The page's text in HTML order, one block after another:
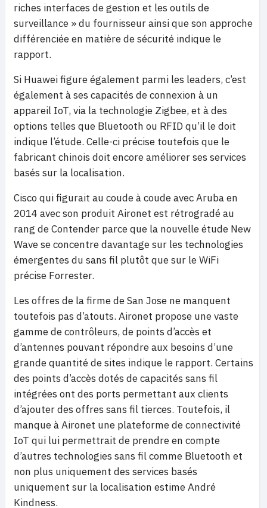
riches interfaces de gestion et les outils de
surveillance » du fournisseur ainsi que son approche
différenciée en matière de sécurité indique le
rapport.
Si Huawei figure également parmi les leaders, c’est
également à ses capacités de connexion à un
appareil IoT, via la technologie Zigbee, et à des
options telles que Bluetooth ou RFID qu’il le doit
indique l’étude. Celle-ci précise toutefois que le
fabricant chinois doit encore améliorer ses services
basés sur la localisation.
Cisco qui figurait au coude à coude avec Aruba en
2014 avec son produit Aironet est rétrogradé au
rang de Contender parce que la nouvelle étude New
Wave se concentre davantage sur les technologies
émergentes du sans fil plutôt que sur le WiFi
précise Forrester.
Les offres de la firme de San Jose ne manquent
toutefois pas d’atouts. Aironet propose une vaste
gamme de contrôleurs, de points d’accès et
d’antennes pouvant répondre aux besoins d’une
grande quantité de sites indique le rapport. Certains
des points d’accès dotés de capacités sans fil
intégrées ont des ports permettant aux clients
d’ajouter des offres sans fil tierces. Toutefois, il
manque à Aironet une plateforme de connectivité
IoT qui lui permettrait de prendre en compte
d’autres technologies sans fil comme Bluetooth et
non plus uniquement des services basés
uniquement sur la localisation estime André
Kindness.